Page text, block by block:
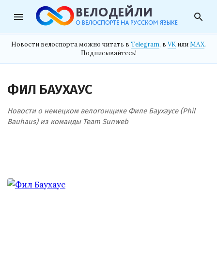
menu search
Новости велоспорта можно читать в Telegram, в VK илиMAX.
Подписывайтесь!
ФИЛ БАУХАУС
Новости о немецком велогонщике Филе Баухаусе (Phil
Bauhaus) из команды Team Sunweb